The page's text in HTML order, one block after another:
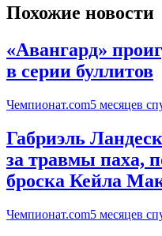
Похожие новости
«Авангард»
в серии буллитов
Чемпионат.com5 месяцев
Габриэль
за травмы паха,
броска Кейла
Чемпионат.com5 месяцев